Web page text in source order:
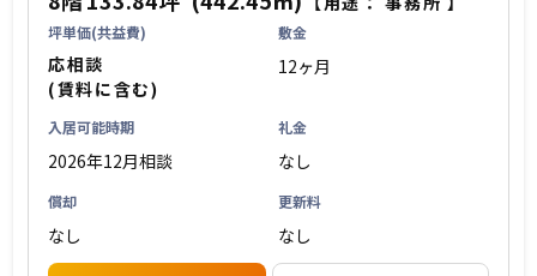
坪単価(共益費)
応相談
(賃料に含む)
敷金
12ヶ月
入居可能時期
2026年12月相談
礼金
なし
償却
なし
更新料
なし